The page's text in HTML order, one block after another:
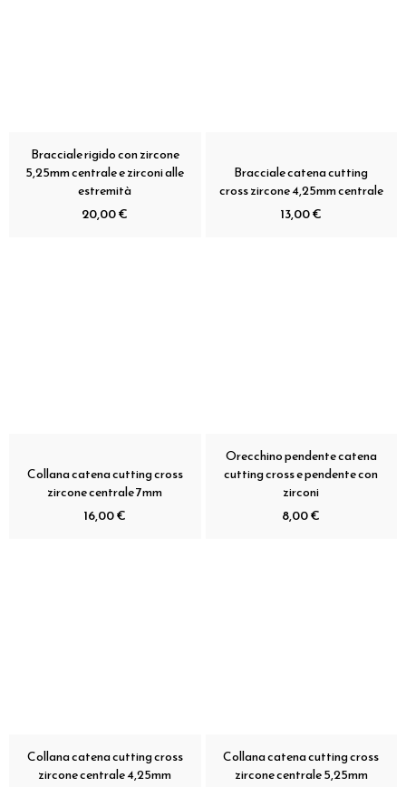
Bracciale rigido con zircone
5,25mm centrale e zirconi alle
estremità
20,00 €
Bracciale catena cutting
cross zircone 4,25mm centrale
13,00 €
Collana catena cutting cross
zircone centrale 7mm
16,00 €
Orecchino pendente catena
cutting cross e pendente con
zirconi
8,00 €
Collana catena cutting cross
zircone centrale 4,25mm
Collana catena cutting cross
zircone centrale 5,25mm